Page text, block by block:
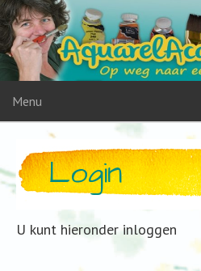
Menu
Login
U kunt hieronder inloggen